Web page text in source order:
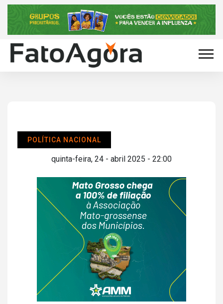
POLÍTICA NACIONAL
quinta-feira, 24 - abril 2025 - 22:00